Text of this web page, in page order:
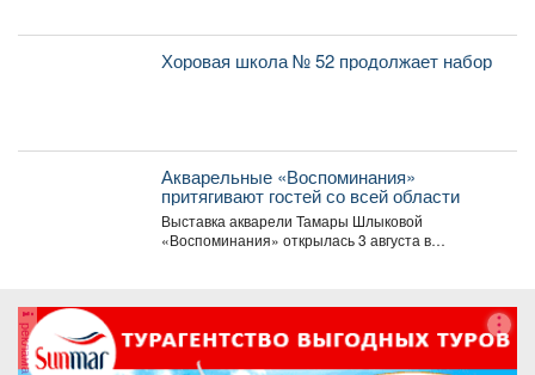
Хоровая школа № 52 продолжает набор
Акварельные «Воспоминания»
притягивают гостей со всей области
Выставка акварели Тамары Шлыковой
«Воспоминания» открылась 3 августа в
реклама